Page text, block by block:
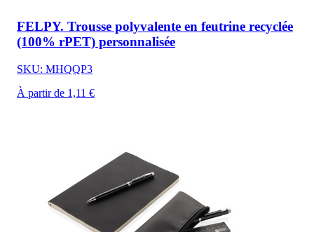
FELPY. Trousse polyvalente en feutrine recyclée
(100% rPET) personnalisée
SKU: MHQQP3
À partir de 1,11 €